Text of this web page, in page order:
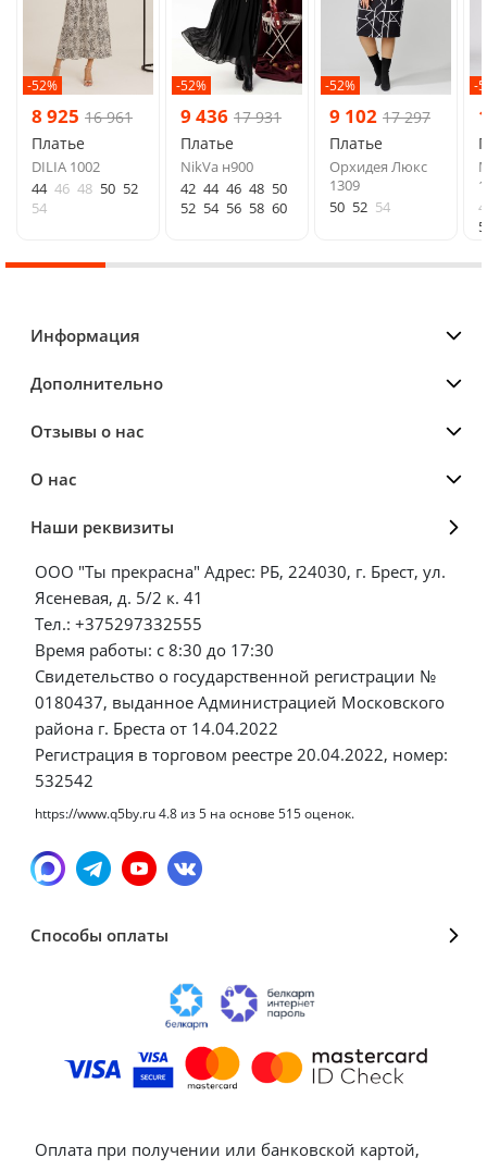
-52%
8 925 16 961
Платье
DILIA 1002
44 46 48 50 52
54
-52%
9 436 17 931
Платье
NikVa н900
42 44 46 48 50
52 54 56 58 60
-52%
9 102 17 297
Платье
Орхидея Люкс
1309
50 52 54
-
Информация
Дополнительно
Отзывы о нас
О нас
Наши реквизиты
ООО "Ты прекрасна" Адрес: РБ, 224030, г. Брест, ул.
Ясеневая, д. 5/2 к. 41
Тел.: +375297332555
Время работы: с 8:30 до 17:30
Свидетельство о государственной регистрации №
0180437, выданное Администрацией Московского
района г. Бреста от 14.04.2022
Регистрация в торговом реестре 20.04.2022, номер:
532542
https://www.q5by.ru4.8 из5 на основе 515оценок.
Способы оплаты
Оплата при получении или банковской картой,